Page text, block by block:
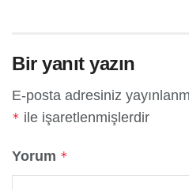
Bir yanıt yazın
E-posta adresiniz
* ile işaretlenmişlerdir
Yorum *